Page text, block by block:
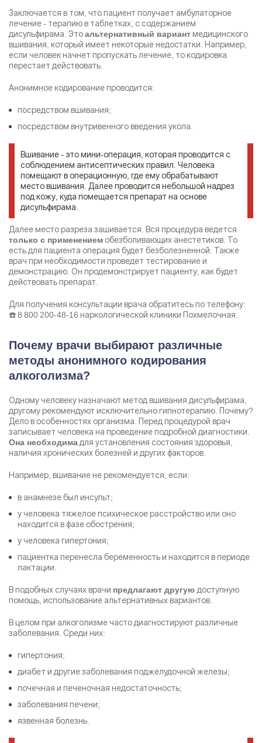
Заключается в том, что пациент получает амбулаторное
лечение - терапию в таблетках, с содержанием
дисульфирама. Этоальтернативный вариантмедицинского
вшивания, который имеет некоторые недостатки. Например,
если человек начнет пропускать лечение, то кодировка
перестает действовать.
Анонимное кодирование проводится:
посредством вшивания;
посредством внутривенного введения укола.
Вшивание - это мини-операция, которая проводится с
соблюдением антисептических правил. Человека
помещают в операционную, где ему обрабатывают
место вшивания. Далее проводится небольшой надрез
под кожу, куда помещается препарат на основе
дисульфирама.
Далее место разреза зашивается. Вся процедура ведется
только с применением обезболивающих анестетиков. То
есть для пациента операция будет безболезненной. Также
врач при необходимости проведет тестирование и
демонстрацию. Он продемонстрирует пациенту, как будет
действовать препарат.
Для получения консультации врача обратитесь по телефону:
☎️8 800 200-48-16 наркологической клиники Похмелочная.
Почему врачи выбирают различные
методы анонимного кодирования
алкоголизма?
Одному человеку назначают метод вшивания дисульфирама,
другому рекомендуют исключительно гипнотерапию. Почему?
Дело в особенностях организма. Перед процедурой врач
записывает человека на проведение подробной диагностики.
Она необходимадля установления состояния здоровья,
наличия хронических болезней и других факторов.
Например, вшивание не рекомендуется, если:
в анамнезе был инсульт;
у человека тяжелое психическое расстройство или оно
находится в фазе обострения;
у человека гипертония;
пациентка перенесла беременность и находится в периоде
лактации.
В подобных случаях врачи предлагают другую доступную
помощь, использование альтернативных вариантов.
В целом при алкоголизме часто диагностируют различные
заболевания. Среди них:
гипертония;
диабет и другие заболевания поджелудочной железы;
почечная и печеночная недостаточность;
заболевания печени;
язвенная болезнь.